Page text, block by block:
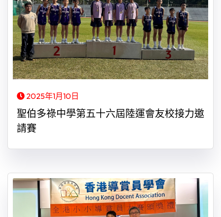
2025年1月10日
聖伯多祿中學第五十六屆陸運會友校接力邀
請賽